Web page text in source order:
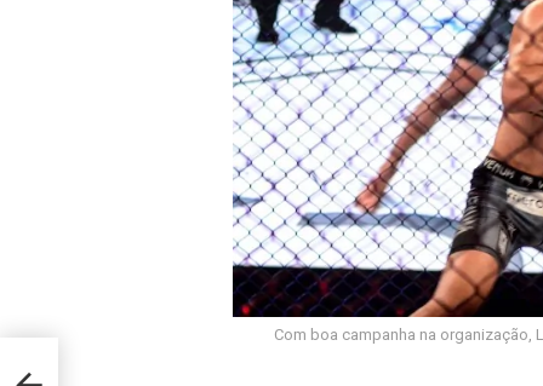
Com boa campanha na organização,